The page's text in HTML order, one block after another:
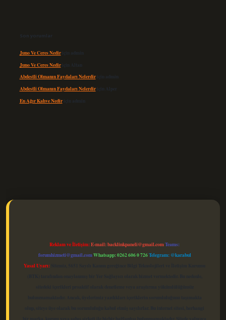
Son yorumlar
Juno Ve Ceres Nediriçin admin
Juno Ve Ceres Nediriçin Altan
Abdestli Olmanın Faydaları Nelerdiriçin admin
Abdestli Olmanın Faydaları Nelerdiriçin Alper
En Ağır Kahve Nediriçin admin
Reklam ve İletişim:E-mail:backlinkpaneli@gmail.comTeams:
forumhizmeti@gmail.comWhatsapp: 0262 606 0 726Telegram: @karabul
Yasal Uyarı: